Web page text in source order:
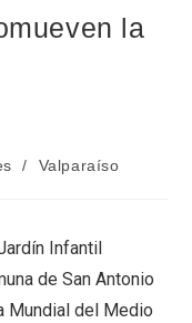
la
/ Valparaíso
Infantil
de San Antonio
Mundial del Medio